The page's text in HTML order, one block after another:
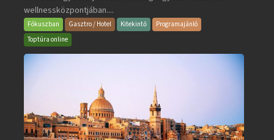
Wellness
és
Gyógyfürdő
wellnessközpontjában....
Fókuszban Gasztro / Hotel Kitekintő
Programajánló
Toptúra online